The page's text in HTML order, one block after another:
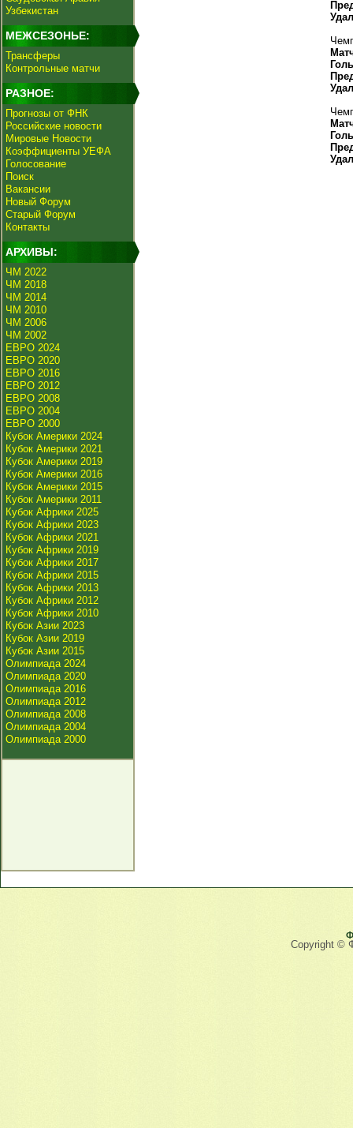
Узбекистан
МЕЖСЕЗОНЬЕ:
Трансферы
Контрольные матчи
РАЗНОЕ:
Прогнозы от ФНК
Российские новости
Мировые Новости
Коэффициенты УЕФА
Голосование
Поиск
Вакансии
Новый Форум
Старый Форум
Контакты
АРХИВЫ:
ЧМ 2022
ЧМ 2018
ЧМ 2014
ЧМ 2010
ЧМ 2006
ЧМ 2002
ЕВРО 2024
ЕВРО 2020
ЕВРО 2016
ЕВРО 2012
ЕВРО 2008
ЕВРО 2004
ЕВРО 2000
Кубок Америки 2024
Кубок Америки 2021
Кубок Америки 2019
Кубок Америки 2016
Кубок Америки 2015
Кубок Америки 2011
Кубок Африки 2025
Кубок Африки 2023
Кубок Африки 2021
Кубок Африки 2019
Кубок Африки 2017
Кубок Африки 2015
Кубок Африки 2013
Кубок Африки 2012
Кубок Африки 2010
Кубок Азии 2023
Кубок Азии 2019
Кубок Азии 2015
Олимпиада 2024
Олимпиада 2020
Олимпиада 2016
Олимпиада 2012
Олимпиада 2008
Олимпиада 2004
Олимпиада 2000
Copyright ©